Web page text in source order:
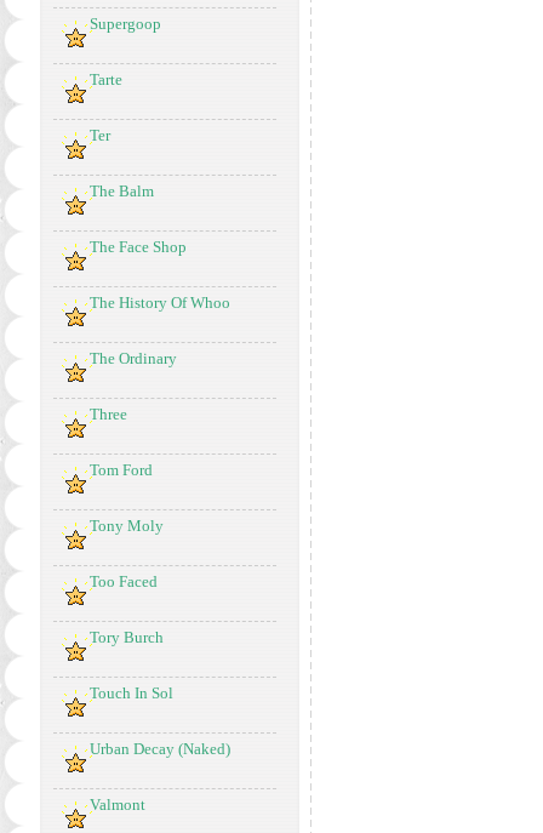
Supergoop
Tarte
Ter
The Balm
The Face Shop
The History Of Whoo
The Ordinary
Three
Tom Ford
Tony Moly
Too Faced
Tory Burch
Touch In Sol
Urban Decay (Naked)
Valmont